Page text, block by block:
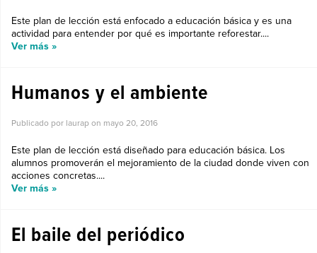
Este plan de lección está enfocado a educación básica y es una
actividad para entender por qué es importante reforestar....
Ver más »
Humanos y el ambiente
Publicado por laurap on mayo 20, 2016
Este plan de lección está diseñado para educación básica. Los
alumnos promoverán el mejoramiento de la ciudad donde viven con
acciones concretas....
Ver más »
El baile del periódico